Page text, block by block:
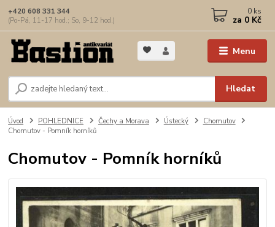
Menu
Hledat
+420 608 331 344
(Po-Pá, 11-17 hod.; So, 9-12 hod.)
0 ks
za 0 Kč
Úvod POHLEDNICE Čechy a Morava Ústecký
Chomutov
Chomutov - Pomník horníků
Chomutov - Pomník horníků